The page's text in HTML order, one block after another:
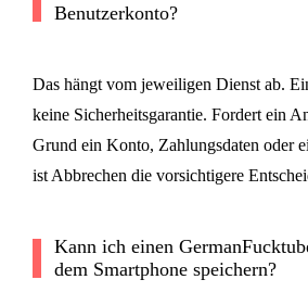
Benutzerkonto?
Das hängt vom jeweiligen Dienst ab.
keine Sicherheitsgarantie. Fordert ein
Grund ein Konto, Zahlungsdaten oder
ist Abbrechen die vorsichtigere
Kann ich einen
dem Smartphone speichern?